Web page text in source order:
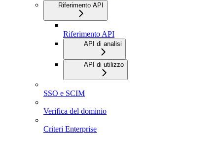
Riferimento API
Riferimento API
API di analisi
API di utilizzo
SSO e SCIM
Verifica del dominio
Criteri Enterprise